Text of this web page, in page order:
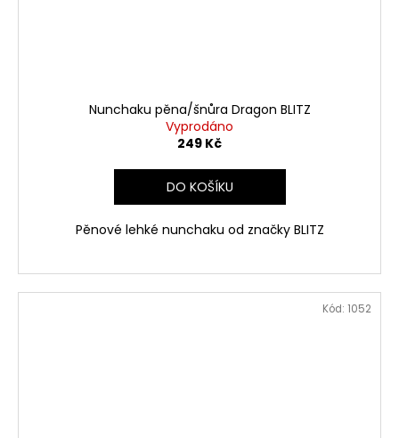
Nunchaku pěna/šnůra Dragon BLITZ
Vyprodáno
249 Kč
DO KOŠÍKU
Pěnové lehké nunchaku od značky BLITZ
Kód: 1052